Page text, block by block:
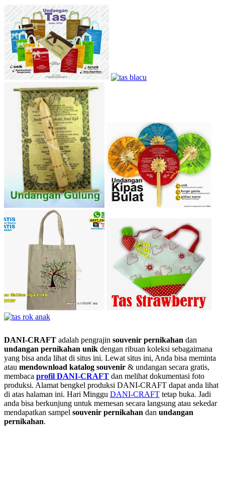
DANI-CRAFT adalah pengrajin souvenir pernikahan dan
undangan pernikahan unik dengan ribuan koleksi sebagaimana
yang bisa anda lihat di situs ini. Lewat situs ini, Anda bisa meminta
atau mendownload katalog souvenir & undangan secara gratis,
membaca profil DANI-CRAFT dan melihat dokumentasi foto
produksi. Alamat bengkel produksi DANI-CRAFT dapat anda lihat
di atas halaman ini. Hari Minggu DANI-CRAFT tetap buka. Jadi
anda bisa berkunjung untuk memesan secara langsung atau sekedar
mendapatkan sampel souvenir pernikahan dan undangan
pernikahan.